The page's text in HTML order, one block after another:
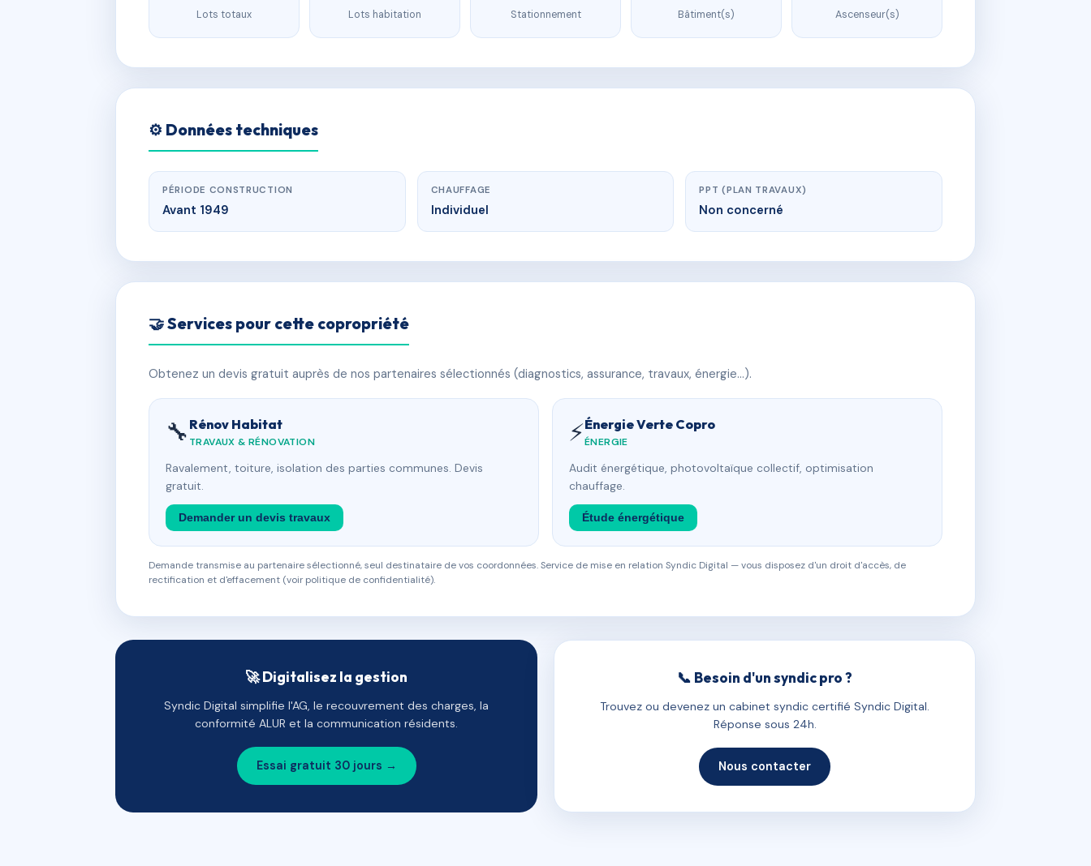
Lots totaux Lots habitation Stationnement Bâtiment(s) Ascenseur(s)
⚙️ Données techniques
PÉRIODE CONSTRUCTION
Avant 1949
CHAUFFAGE
Individuel
PPT (PLAN TRAVAUX)
Non concerné
🤝 Services pour cette copropriété
Obtenez un devis gratuit auprès de nos partenaires sélectionnés (diagnostics, assurance, travaux, énergie…).
🔧 Rénov Habitat
TRAVAUX & RÉNOVATION
Ravalement, toiture, isolation des parties communes. Devis
gratuit.
Demander un devis travaux
⚡Énergie Verte Copro
ÉNERGIE
Audit énergétique, photovoltaïque collectif, optimisation
chauffage.
Étude énergétique
Demande transmise au partenaire sélectionné, seul destinataire de vos coordonnées. Service de mise en relation Syndic Digital — vous disposez d'un droit d'accès, de
rectification et d'effacement (voir politique de confidentialité).
🚀 Digitalisez la gestion
Syndic Digital simplifie l'AG, le recouvrement des charges, la
conformité ALUR et la communication résidents.
Essai gratuit 30 jours →
📞 Besoin d'un syndic pro ?
Trouvez ou devenez un cabinet syndic certifié Syndic Digital.
Réponse sous 24h.
Nous contacter